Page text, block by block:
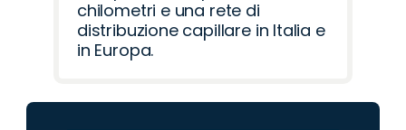
chilometri e una rete di
distribuzione capillare in Italia e
in Europa.